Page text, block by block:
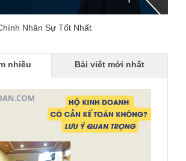
Nhân Sự Tốt Nhất
nhiều Bài viết mới nhất